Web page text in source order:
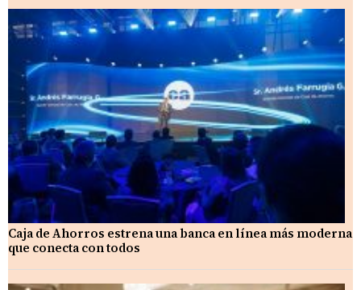
Caja de Ahorros estrena una banca en línea más moderna
que conecta con todos